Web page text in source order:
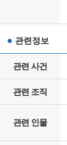
관련정보
관련 사건
관련 조직
관련 인물